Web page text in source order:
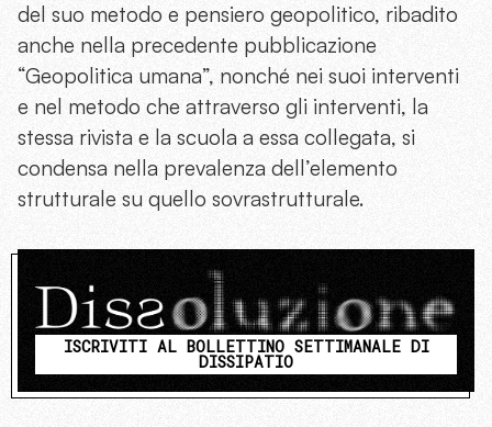
del suo metodo e pensiero geopolitico, ribadito
anche nella precedente pubblicazione
“Geopolitica umana”, nonché nei suoi interventi
e nel metodo che attraverso gli interventi, la
stessa rivista e la scuola a essa collegata, si
condensa nella prevalenza dell’elemento
strutturale su quello sovrastrutturale.
ISCRIVITI AL BOLLETTINO SETTIMANALE DI
DISSIPATIO